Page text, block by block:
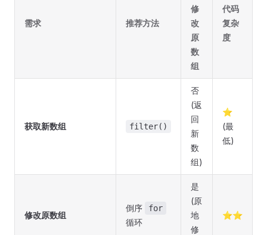
需求 推荐方法
修
改
原
数
组
代码
复杂
度
获取新数组 filter()
否
(返
回
新
数
组)
⭐
(最
低)
修改原数组
倒序 for
循环
是
(原
地
修
⭐⭐